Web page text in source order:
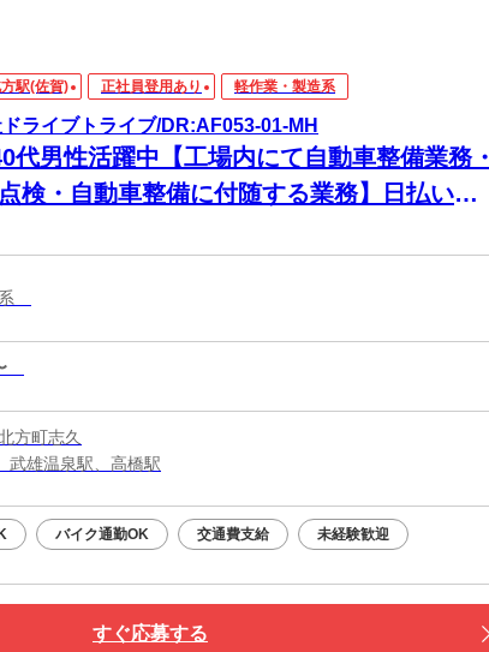
駅(佐賀) 正社員登用あり 軽作業・製造系
ライブトライブ/DR:AF053-01-MH
代男性活躍中【工場内にて自動車整備業務・
検・自動車整備に付随する業務】日払いあ
系
方町志久
武雄温泉駅、高橋駅
バイク通勤OK 交通費支給 未経験歓迎
すぐ応募する